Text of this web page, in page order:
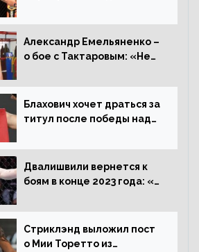
93 кг, захотел драться с
ним»
Александр Емельяненко –
о бое с Тактаровым: «Нет,
Блахович хочет драться за
титул после победы над
счастлив увезти пояс в
Польшу»
Двалишвили вернется к
боям в конце 2023 года: «Я
месяца»
Стриклэнд выложил пост
о Мии Торетто из